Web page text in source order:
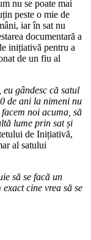
nu se poate mai
peste o mie de
iar în sat nu
documentară a
inițiativă pentru a
de un fiu al
gândesc că satul
de ani la nimeni nu
noi acuma, să
lume prin sat și
de Inițiativă,
al satului
să se facă un
cine vrea să se